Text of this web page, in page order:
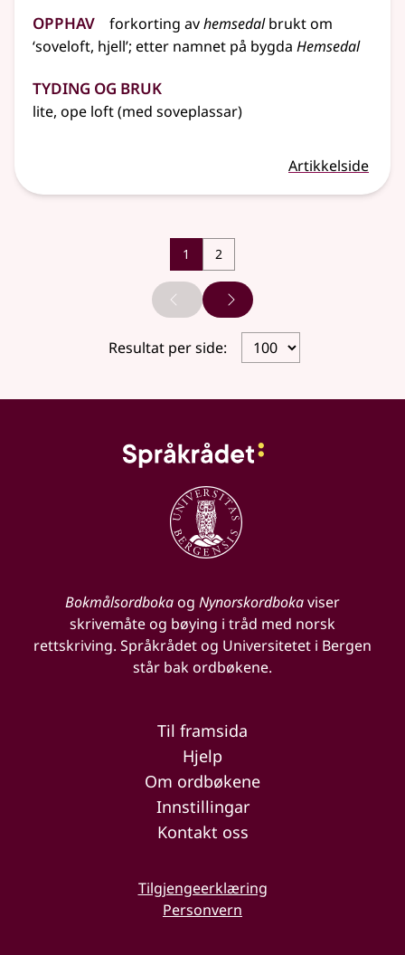
Opphav forkorting avhemsedalbrukt om
‘soveloft, hjell’; etter namnet på bygda Hemsedal
Tyding og bruk
lite, ope loft (med soveplassar)
Artikkelside
1 2
Forrige sideNeste side
Resultat per side:
Bokmålsordbokaog Nynorskordbokaviser
skrivemåte og bøying i tråd med norsk
rettskriving. Språkrådet og Universitetet i Bergen
står bak ordbøkene.
Til framsida
Hjelp
Om ordbøkene
Innstillingar
Kontakt oss
Tilgjengeerklæring
Personvern